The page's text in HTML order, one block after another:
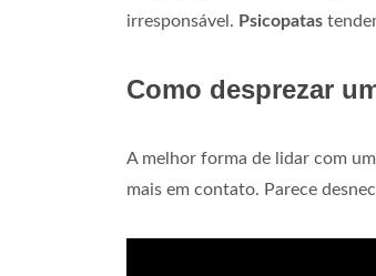
irresponsável. Psicopatas
Como desprezar
A melhor forma de lidar com
mais em contato. Parece